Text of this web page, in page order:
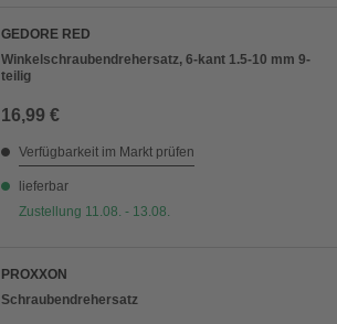
GEDORE RED
Winkelschraubendrehersatz, 6-kant 1.5-10 mm 9-
teilig
16,99 €
Verfügbarkeit im Markt prüfen
lieferbar
Zustellung 11.08. - 13.08.
PROXXON
Schraubendrehersatz